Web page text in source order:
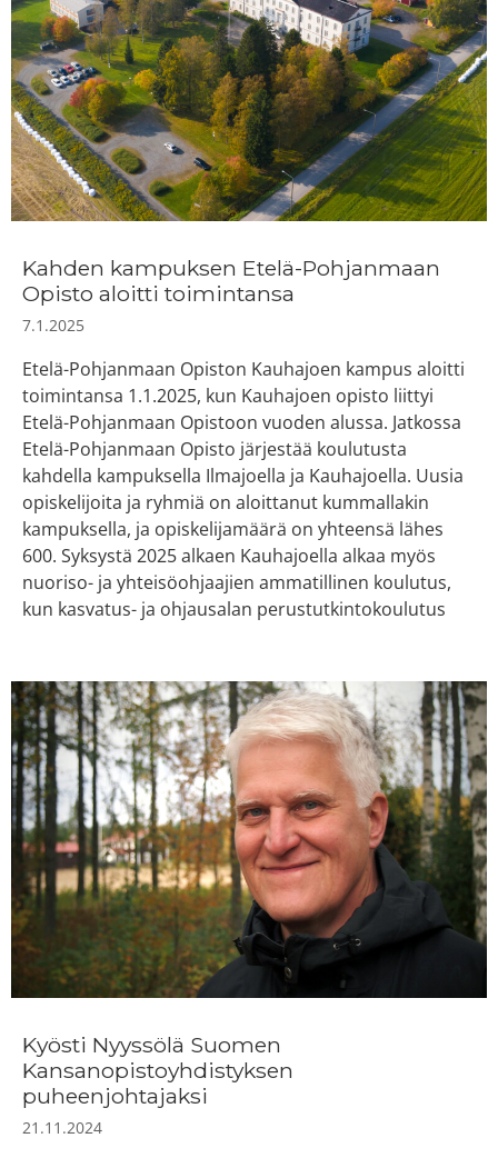
Kahden kampuksen Etelä-Pohjanmaan
Opisto aloitti toimintansa
7.1.2025
Etelä-Pohjanmaan Opiston Kauhajoen kampus aloitti
toimintansa 1.1.2025, kun Kauhajoen opisto liittyi
Etelä-Pohjanmaan Opistoon vuoden alussa. Jatkossa
Etelä-Pohjanmaan Opisto järjestää koulutusta
kahdella kampuksella Ilmajoella ja Kauhajoella. Uusia
opiskelijoita ja ryhmiä on aloittanut kummallakin
kampuksella, ja opiskelijamäärä on yhteensä lähes
600. Syksystä 2025 alkaen Kauhajoella alkaa myös
nuoriso- ja yhteisöohjaajien ammatillinen koulutus,
kun kasvatus- ja ohjausalan perustutkintokoulutus
Kyösti Nyyssölä Suomen
Kansanopistoyhdistyksen
puheenjohtajaksi
21.11.2024